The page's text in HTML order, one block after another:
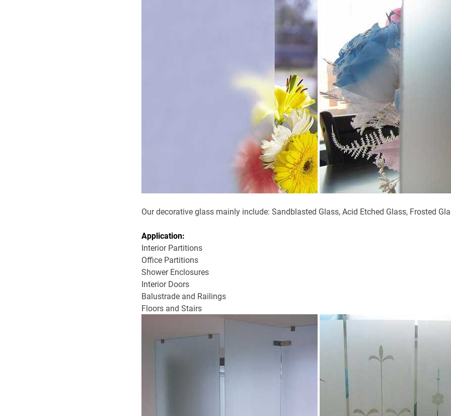
Our decorative glass mainly include: Sandblasted Glass, Acid Etched Glass, Frosted
Application:
Interior Partitions
Office Partitions
Shower Enclosures
Interior Doors
Balustrade and Railings
Floors and Stairs